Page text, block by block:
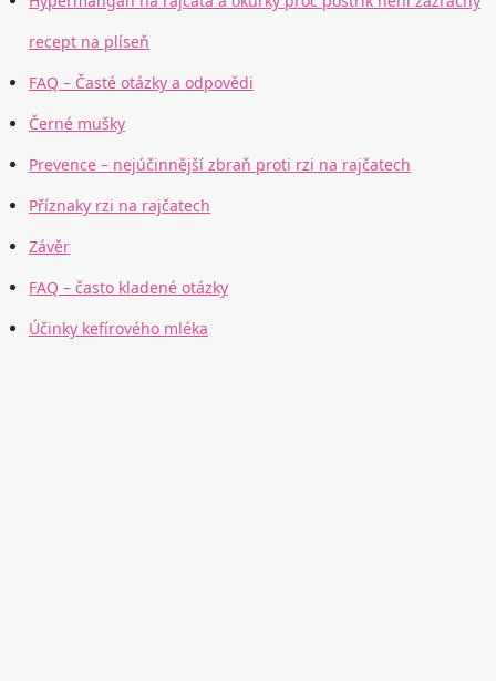
recept na plíseň
FAQ – Časté otázky a odpovědi
Černé mušky
Prevence – nejúčinnější zbraň proti rzi na rajčatech
Příznaky rzi na rajčatech
Závěr
FAQ – často kladené otázky
Účinky kefírového mléka